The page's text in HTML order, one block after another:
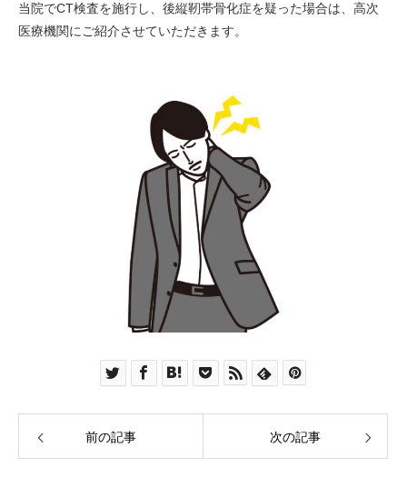
当院でCT検査を施行し、後縦靭帯骨化症を疑った場合は、高次
医療機関にご紹介させていただきます。
前の記事 次の記事